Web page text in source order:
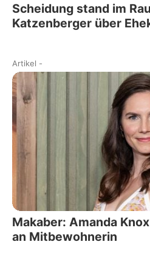
Scheidung stand im
Katzenberger über
Artikel -
Makaber: Amanda
an Mitbewohnerin